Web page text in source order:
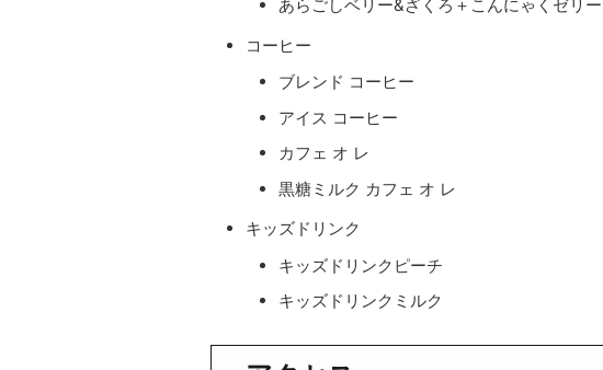
あらごしベリー&ざくろ＋こんにゃくゼリー
コーヒー
ブレンド コーヒー
アイス コーヒー
カフェ オ レ
黒糖ミルク カフェ オ レ
キッズドリンク
キッズドリンクピーチ
キッズドリンクミルク